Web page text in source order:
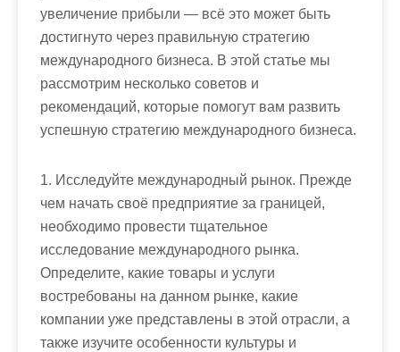
увеличение прибыли — всё это может быть
достигнуто через правильную стратегию
международного бизнеса. В этой статье мы
рассмотрим несколько советов и
рекомендаций, которые помогут вам развить
успешную стратегию международного бизнеса.
1. Исследуйте международный рынок. Прежде
чем начать своё предприятие за границей,
необходимо провести тщательное
исследование международного рынка.
Определите, какие товары и услуги
востребованы на данном рынке, какие
компании уже представлены в этой отрасли, а
также изучите особенности культуры и